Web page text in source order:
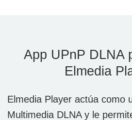
App UPnP DLNA
Elmedia
Elmedia Player actúa como
Multimedia DLNA y le